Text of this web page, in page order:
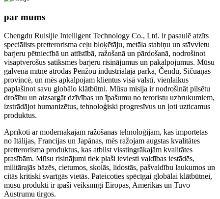
par mums
Chengdu Ruisijie Intelligent Technology Co., Ltd. ir pasaulē atzīts
speciālists pretterorisma ceļu bloķētāju, metāla stabiņu un stāvvietu
barjeru pētniecībā un attīstībā, ražošanā un pārdošanā, nodrošinot
visaptverošus satiksmes barjeru risinājumus un pakalpojumus. Mūsu
galvenā mītne atrodas Penžou industriālajā parkā, Čendu, Sičuaņas
provincē, un mēs apkalpojam klientus visā valstī, vienlaikus
paplašinot savu globālo klātbūtni. Mūsu misija ir nodrošināt pilsētu
drošību un aizsargāt dzīvības un īpašumu no teroristu uzbrukumiem,
izstrādājot humanizētus, tehnoloģiski progresīvus un ļoti uzticamus
produktus.
Aprīkoti ar modernākajām ražošanas tehnoloģijām, kas importētas
no Itālijas, Francijas un Japānas, mēs ražojam augstas kvalitātes
pretterorisma produktus, kas atbilst visstingrākajām kvalitātes
prasībām. Mūsu risinājumi tiek plaši ieviesti valdības iestādēs,
militārajās bāzēs, cietumos, skolās, lidostās, pašvaldību laukumos un
citās kritiski svarīgās vietās. Pateicoties spēcīgai globālai klātbūtnei,
mūsu produkti ir īpaši veiksmīgi Eiropas, Amerikas un Tuvo
Austrumu tirgos.